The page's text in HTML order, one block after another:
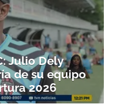
Julio Dely
de su equipo
2026